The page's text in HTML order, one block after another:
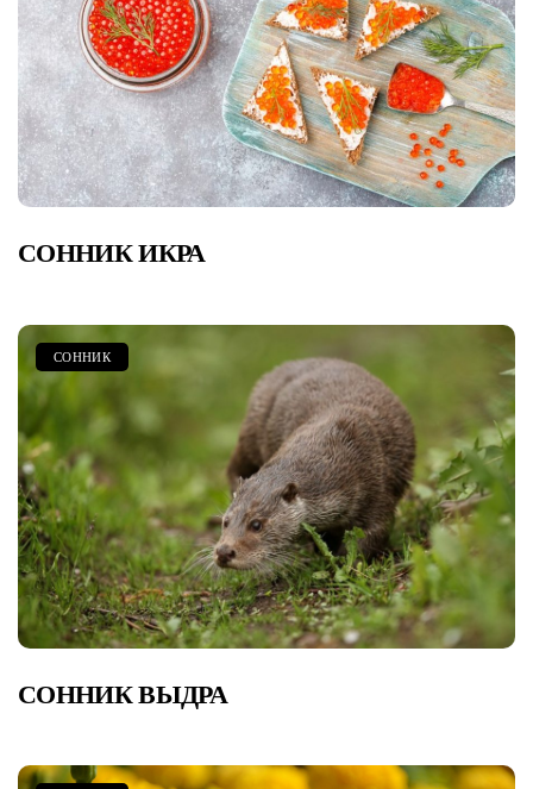
СОННИК ИКРА
СОННИК
СОННИК ВЫДРА